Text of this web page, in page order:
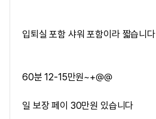
입퇴실 포함 샤워 포함이라 짧습니다
60분 12-15만원~+@@
일 보장 페이 30만원 있습니다